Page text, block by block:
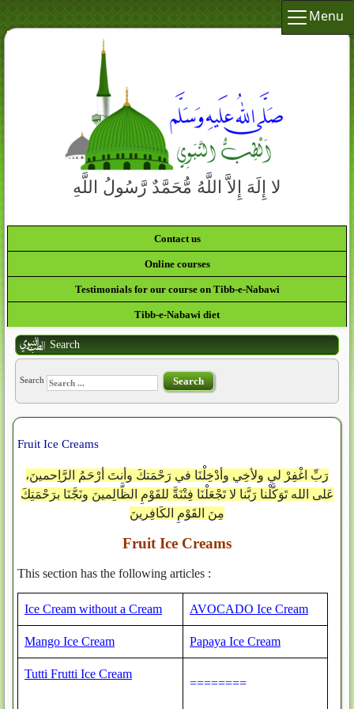
Menu
لا إِلَهَ إِلاَّ اللَّهُ مُّحَمَّدٌ رَّسُولُ اللَّهِ
Contact us
Online courses
Testimonials for our course on Tibb-e-Nabawi
Tibb-e-Nabawi diet
Search
Search Search
Fruit Ice Creams
رَبِّ اغْفِرْ لي ولأخِي وأدْخِلْنَا في رَحْمَتكَ وأنتَ أرْحَمُ الرَّاِحمينَ،
عَلى الله تَوَكَّلْنا رَبَّنا لا تَجْعَلْنَا فِتْنَةَّ للقَوْمِ الظَّالِمينَ ونَجَّنَا برَحْمَتِكَ
مِنَ القَوْمِ الكَافِرينَ
Fruit Ice Creams
This section has the following articles :
Ice Cream without a Cream AVOCADO Ice Cream
Mango Ice Cream Papaya Ice Cream
Tutti Frutti Ice Cream
========